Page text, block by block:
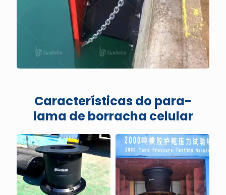
Características do para-
lama de borracha celular